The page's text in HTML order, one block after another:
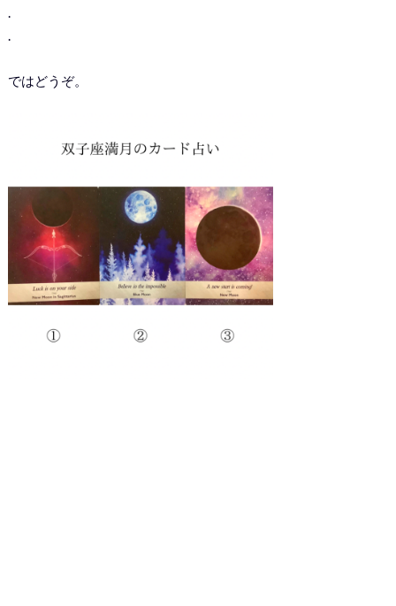
.
.
ではどうぞ。